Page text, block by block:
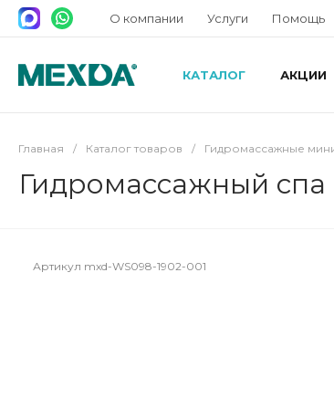
О компании Услуги Помощь
КАТАЛОГ АКЦИИ
Главная / Каталог товаров / Гидромассажные
Гидромассажный спа
Артикул mxd-WS098-1902-001